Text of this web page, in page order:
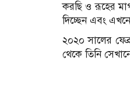
করছি ও রূহের
দিচ্ছেন এবং
২০২০ সালের
থেকে তিনি